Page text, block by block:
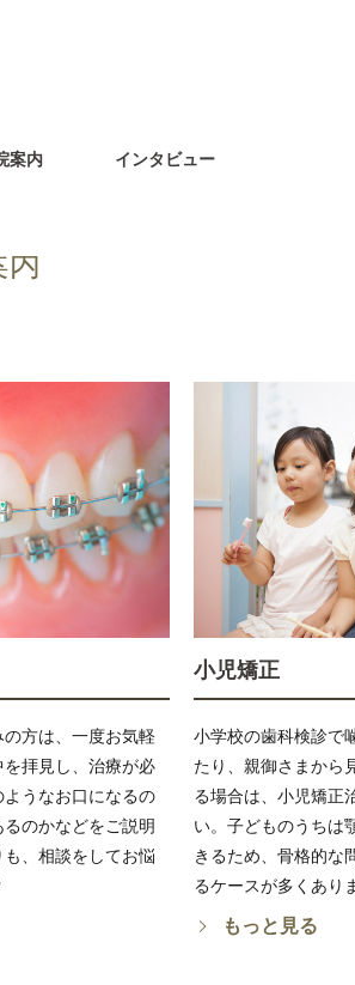
案内 インタビュー
内
方は、一度お気軽
拝見し、治療が必
うなお口になるの
のかなどをご説明
、相談をしてお悩
小児矯正
小学校の歯科検診で
たり、親御さまから
る場合は、小児矯正
い。子どものうちは
きるため、骨格的な
るケースが多くあり
もっと見る